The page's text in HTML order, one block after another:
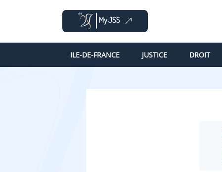
ILE-DE-FRANCE JUSTICE DROIT